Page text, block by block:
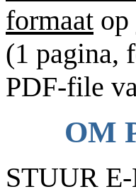
formaat op
(1 pagina,
PDF-file
OM
STUUR